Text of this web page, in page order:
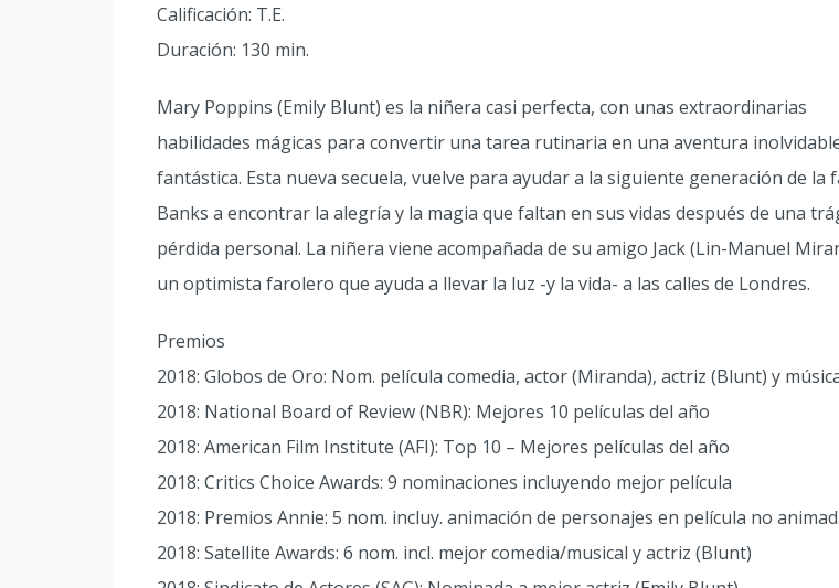
Calificación: T.E.
Duración: 130 min.
Mary Poppins (Emily Blunt) es la niñera casi perfecta, con unas extraordinarias
habilidades mágicas para convertir una tarea rutinaria en una aventura
fantástica. Esta nueva secuela, vuelve para ayudar a la siguiente generación de la
Banks a encontrar la alegría y la magia que faltan en sus vidas después de una
pérdida personal. La niñera viene acompañada de su amigo Jack (Lin-Manuel
un optimista farolero que ayuda a llevar la luz -y la vida- a las calles de Londres.
Premios
2018: Globos de Oro: Nom. película comedia, actor (Miranda), actriz (Blunt) y
2018: National Board of Review (NBR): Mejores 10 películas del año
2018: American Film Institute (AFI): Top 10 – Mejores películas del año
2018: Critics Choice Awards: 9 nominaciones incluyendo mejor película
2018: Premios Annie: 5 nom. incluy. animación de personajes en película no
2018: Satellite Awards: 6 nom. incl. mejor comedia/musical y actriz (Blunt)